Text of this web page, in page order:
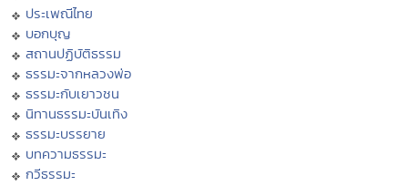
ประเพณีไทย
บอกบุญ
สถานปฏิบัติธรรม
ธรรมะจากหลวงพ่อ
ธรรมะกับเยาวชน
นิทานธรรมะบันเทิง
ธรรมะบรรยาย
บทความธรรมะ
กวีธรรมะ